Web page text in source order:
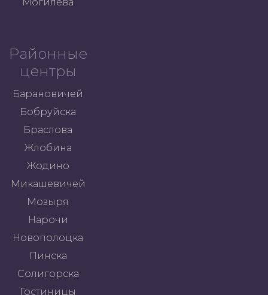
Районные
центры
Барановичей
Бобруйска
Браслова
Жлобина
Жодино
Микашевичей
Мозыря
Нарочи
Новополоцка
Пинска
Солигорска
Гостиницы